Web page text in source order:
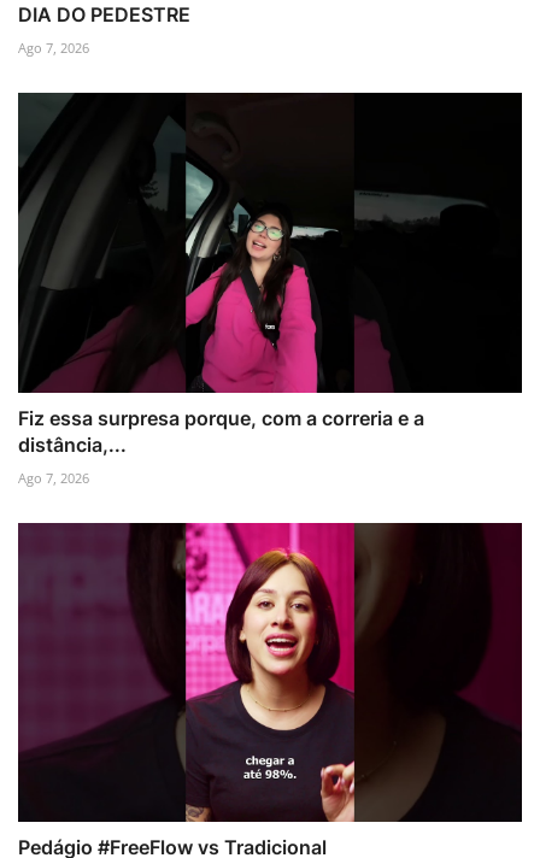
DIA DO PEDESTRE
Ago 7, 2026
Fiz essa surpresa porque, com a correria e a
distância,...
Ago 7, 2026
Pedágio #FreeFlow vs Tradicional